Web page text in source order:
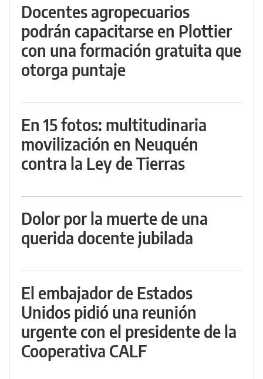
Docentes agropecuarios
podrán capacitarse en Plottier
con una formación gratuita que
otorga puntaje
En 15 fotos: multitudinaria
movilización en Neuquén
contra la Ley de Tierras
Dolor por la muerte de una
querida docente jubilada
El embajador de Estados
Unidos pidió una reunión
urgente con el presidente de la
Cooperativa CALF